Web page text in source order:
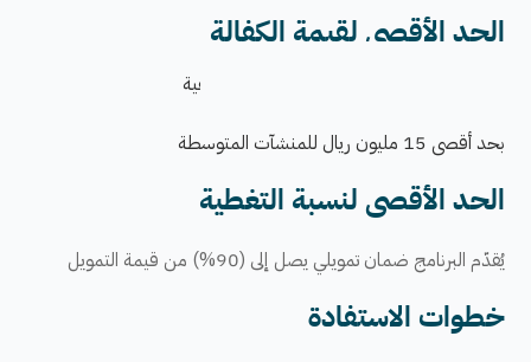
الحد الأقصى لقيمة الكفالة
بحد أقصى 15 مليون ريال للمنشآت المتوسطة​
الحد الأقصى لنسبة التغطية
يُقدّم البرنامج ضمان تمويلي يصل إلى​ (90%) من قيمة التمويل
خطوات الاستفادة